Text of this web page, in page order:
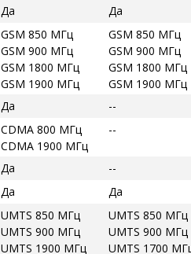
Да
Да
GSM 850 МГц
GSM 900 МГц
GSM 1800 МГц
GSM 1900 МГц
GSM 850 МГц
GSM 900 МГц
GSM 1800 МГц
GSM 1900 МГц
Да
--
CDMA 800 МГц
CDMA 1900 МГц
--
Да
--
Да
Да
UMTS 850 МГц
UMTS 900 МГц
UMTS 1900 МГц
UMTS 850 МГц
UMTS 900 МГц
UMTS 1700